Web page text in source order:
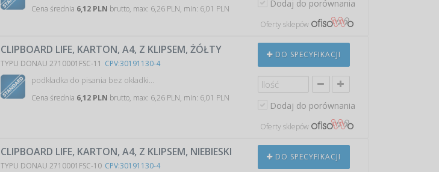
Cena średnia 6,12 PLN brutto, max: 6,26 PLN, min: 6,01 PLN Dodaj do porównania
Oferty sklepów
CLIPBOARD LIFE, KARTON, A4, Z KLIPSEM, ŻÓŁTY
TYPU DONAU 2710001FSC-11 CPV:30191130-4
podkładka do pisania bez okładki…
Cena średnia 6,12 PLN brutto, max: 6,26 PLN, min: 6,01 PLN
DO SPECYFIKACJI
Dodaj do porównania
Oferty sklepów
CLIPBOARD LIFE, KARTON, A4, Z KLIPSEM, NIEBIESKI
TYPU DONAU 2710001FSC-10 CPV:30191130-4
DO SPECYFIKACJI